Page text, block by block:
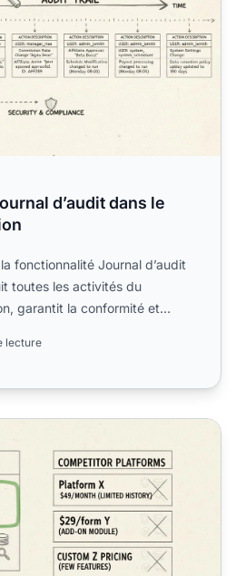
d’audit dans le
fonctionnalité Journal d’audit
toutes les activités du
garantit la conformité et
lecture
ils de l'argent